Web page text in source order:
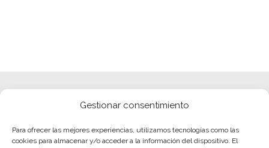
Gestionar consentimiento
Para ofrecer las mejores experiencias, utilizamos tecnologías como las
cookies para almacenar y/o acceder a la información del dispositivo. El